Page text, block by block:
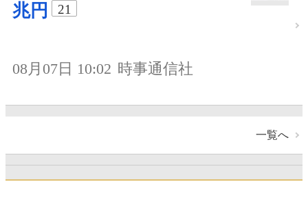
兆円
21
08月07日 10:02 時事通信社
一覧へ